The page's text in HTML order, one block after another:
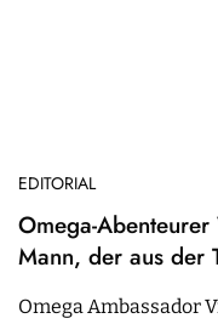
EDITORIAL
Omega-
Mann, der aus der
Omega Ambassador